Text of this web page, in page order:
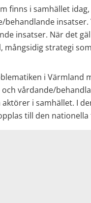
finns i samhället
behandlande
insatser. När det
mångsidig strategi
i Värmland
vårdande/
i samhället. I
till den